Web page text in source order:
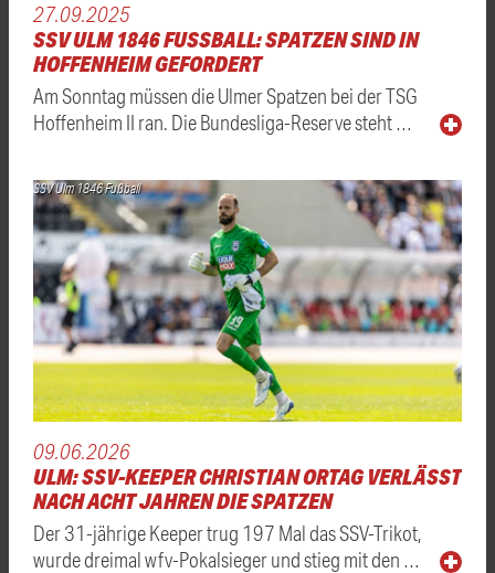
27.09.2025
SSV ULM 1846 FUSSBALL: SPATZEN SIND IN H
OFFENHEIM GEFORDERT
Am Sonntag müssen die Ulmer Spatzen bei der TSG
Hoffenheim II ran. Die Bundesliga-Reserve steht …
SSV Ulm 1846 Fußball
09.06.2026
ULM: SSV-KEEPER CHRISTIAN ORTAG VERLÄSST
NACH ACHT JAHREN DIE SPATZEN
Der 31-jährige Keeper trug 197 Mal das SSV-Trikot,
wurde dreimal wfv-Pokalsieger und stieg mit den …